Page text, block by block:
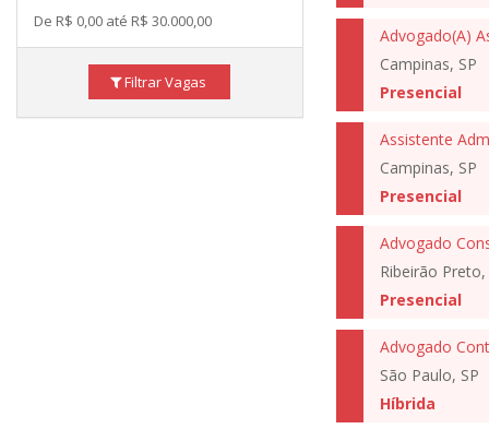
De R$ 0,00 até R$ 30.000,00
Filtrar Vagas
Campinas, SP
Presencial
Assistente
Campinas, SP
Presencial
Advogado
Ribeirão Preto,
Presencial
Advogado
São Paulo, SP
Híbrida